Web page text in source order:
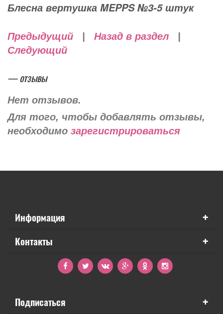
Блесна вертушка MEPPS №3-5 штук
Предыдущий Назад в раздел
Следующий
— отзывы
Нет отзывов.
Для того, чтобы добавлять отзывы,
необходимо зарегистрироваться
Информация +
Контакты +
Подписаться +